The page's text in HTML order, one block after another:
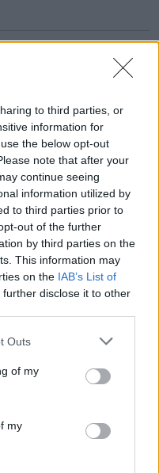
to third parties, or
information for
the below opt-out
note that after your
continue seeing
information utilized by
to third parties prior to
out of the further
by third parties on the
This information may
on the IAB’s List of
further disclose it to other
Outs
of my
my
επώνυμη -και ως
της πράξης .
«στολίζει»
το πρόσωπό του
σε μέσα
μητροπολίτης
Στη δήλωσή του
ευεργέτες σου δεν
και προσθέτει ότι
ένα εκκλησιαστικό